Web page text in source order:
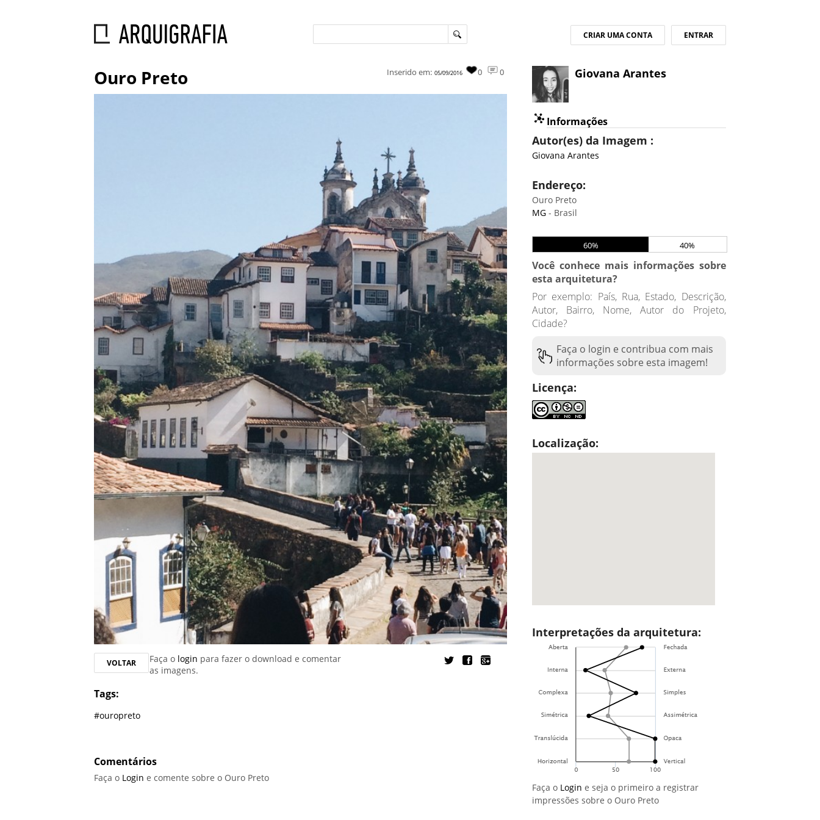
ENTRAR
CRIAR UMA CONTA
Ouro Preto 0
0
Inserido em: 05/09/2016
VOLTAR Faça o login para fazer o download e comentar
as imagens.
Tags:
#ouropreto
Comentários
Faça o Login e comente sobre o Ouro Preto
Giovana Arantes
Informações
Autor(es) da Imagem :
Giovana Arantes
Endereço:
Ouro Preto
MG - Brasil
60% 40%
Você conhece mais informações sobre
esta arquitetura?
Por exemplo: País, Rua, Estado, Descrição,
Autor, Bairro, Nome, Autor do Projeto,
Cidade?
Faça o login e contribua com mais
informações sobre esta imagem!
Licença:
Localização:
Interpretações da arquitetura:
Faça o Login e seja o primeiro a registrar
impressões sobre o Ouro Preto